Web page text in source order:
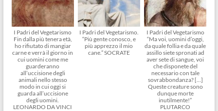
I Padri del Vegetarismo
Fin dalla più tenera età,
ho rifiutato di mangiar
carne e verrà il giorno in
cui uomini come me
guarderanno
all’uccisione degli
animali nello stesso
modo in cui oggi si
guarda all’uccisione
degli uomini.
LEONARDO DA VINCI
I Padri del Vegetarismo.
“Più gente conosco, e
più apprezzo il mio
cane.” SOCRATE
I Padri del Vegetarismo
“Ma voi, uomini d’oggi,
da quale follia e da quale
assillo siete spronati ad
aver sete di sangue, voi
che disponete del
necessario con tale
sovrabbondanza? […]
Queste creature sono
dunque morte
inutilmente!”
PLUTARCO